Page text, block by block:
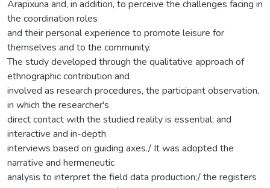
Arapixuna and, in addition, to perceive the challenges facing in
the coordination roles
and their personal experience to promote leisure for
themselves and to the community.
The study developed through the qualitative approach of
ethnographic contribution and
involved as research procedures, the participant observation,
in which the researcher's
direct contact with the studied reality is essential; and
interactive and in-depth
interviews based on guiding axes./ It was adopted the
narrative and hermeneutic
analysis to interpret the field data production;/ the registers